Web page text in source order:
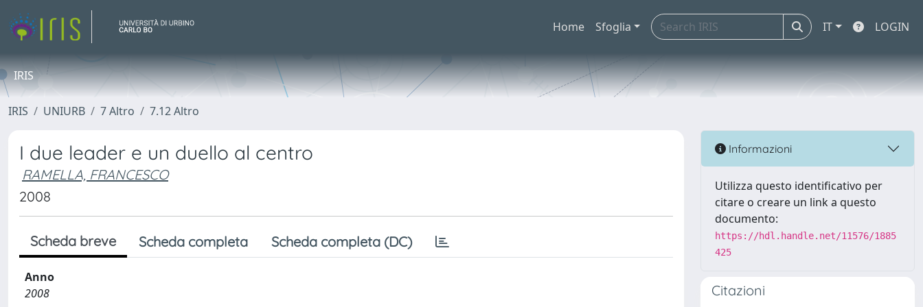
Home Sfoglia IT LOGIN
IRIS
IRIS UNIURB 7 Altro 7.12 Altro
I due leader e un duello al centro
RAMELLA, FRANCESCO
2008
Scheda breve Scheda completa Scheda completa (DC)
Anno
2008
Informazioni
Utilizza questo identificativo per
citare o creare un link a questo
documento:
https://hdl.handle.net/11576/1885
425
Citazioni